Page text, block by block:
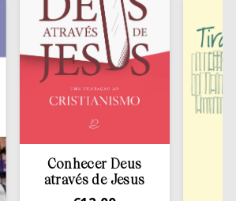
Conhecer Deus
através de Jesus